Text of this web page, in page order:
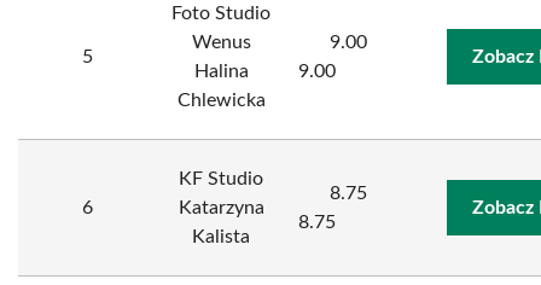
5
Foto Studio
Wenus
Halina
Chlewicka
9.00
9.00
Zobacz
6
KF Studio
Katarzyna
Kalista
8.75
8.75
Zobacz